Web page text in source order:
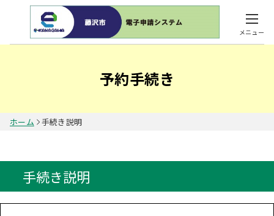
メニュー
予約手続き
ホーム 手続き説明
手続き説明